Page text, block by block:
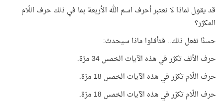
قد يقول لماذا لا نعتبر أحرف اسم الله الأربعة بما في ذلك حرف اللّام
المكرّر؟
حسنًا نفعل ذلك.. فتأمّلوا ماذا سيحدث:
حرف الألف تكرّر في هذه الآيات الخمس 34 مرّة.
حرف اللّام تكرّر في هذه الآيات الخمس 18 مرّة.
حرف اللّام تكرّر في هذه الآيات الخمس 18 مرّة.